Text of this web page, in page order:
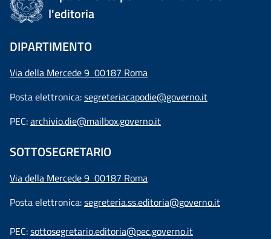
l'editoria
DIPARTIMENTO
Via della Mercede 9 00187 Roma
Posta elettronica:segreteriacapodie@governo.it
PEC:archivio.die@mailbox.governo.it
SOTTOSEGRETARIO
Via della Mercede 9 00187 Roma
Posta elettronica:segreteria.ss.editoria@governo.it
PEC:sottosegretario.editoria@pec.governo.it